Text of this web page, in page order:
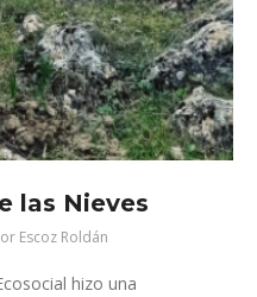
las Nieves
Escoz Roldán
hizo una